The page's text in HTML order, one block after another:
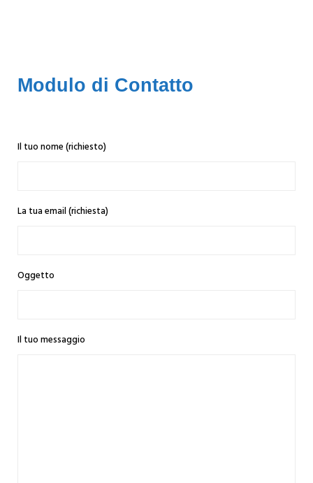
Modulo di Contatto
Il tuo nome (richiesto)
La tua email (richiesta)
Oggetto
Il tuo messaggio